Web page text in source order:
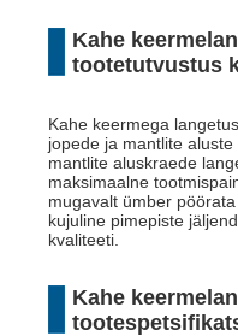
Kahe
tootetutvustus
Kahe keermega
jopede ja mantlite
mantlite aluskraede
maksimaalne
mugavalt ümber
kujuline pimepiste
kvaliteeti.
Kahe